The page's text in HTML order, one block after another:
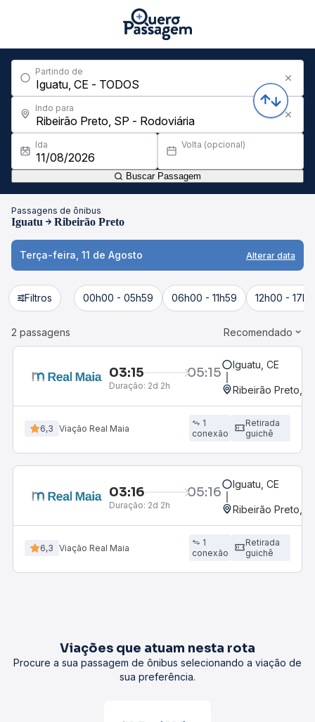
Partindo de
Indo para
Ida Volta (opcional)
Buscar Passagem
Passagens de ônibus
Iguatu Ribeirão Preto
Terça-feira, 11 de Agosto Alterar data
Filtros 00h00 - 05h59 06h00 - 11h59 12h00 -
2 passagens Recomendado
03:15 05:15
Duração: 2d 2h
Iguatu, CE
Ribeirão Preto,
6,3 Viação Real Maia
1
conexão
Retirada
guichê
03:16 05:16
Duração: 2d 2h
Iguatu, CE
Ribeirão Preto,
6,3 Viação Real Maia
1
conexão
Retirada
guichê
Viações que atuam nesta rota
Procure a sua passagem de ônibus selecionando a viação de
sua preferência.